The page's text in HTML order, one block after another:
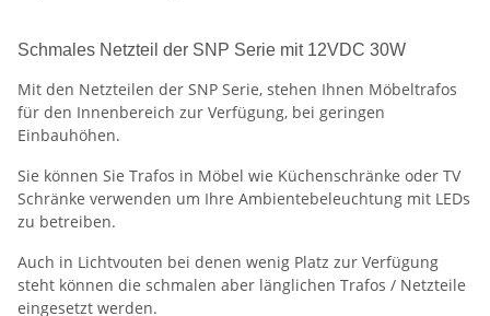
Schmales Netzteil der SNP Serie mit 12VDC 30W
Mit den Netzteilen der SNP Serie, stehen Ihnen Möbeltrafos
für den Innenbereich zur Verfügung, bei geringen
Einbauhöhen.
Sie können Sie Trafos in Möbel wie Küchenschränke oder TV
Schränke verwenden um Ihre Ambientebeleuchtung mit LEDs
zu betreiben.
Auch in Lichtvouten bei denen wenig Platz zur Verfügung
steht können die schmalen aber länglichen Trafos / Netzteile
eingesetzt werden.